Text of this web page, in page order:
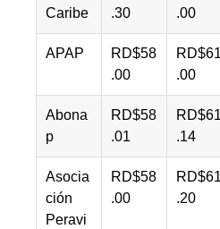
Caribe
.30
.00
APAP
RD$58
.00
RD$61
.00
Abona
p
RD$58
.01
RD$61
.14
Asocia
ción
Peravi
RD$58
.00
RD$61
.20